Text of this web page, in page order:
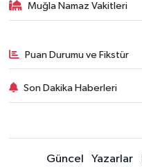
Muğla Namaz Vakitleri
Puan Durumu ve Fikstür
Son Dakika Haberleri
Güncel Yazarlar